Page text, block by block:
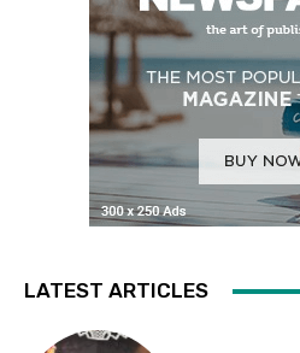
LATEST ARTICLES